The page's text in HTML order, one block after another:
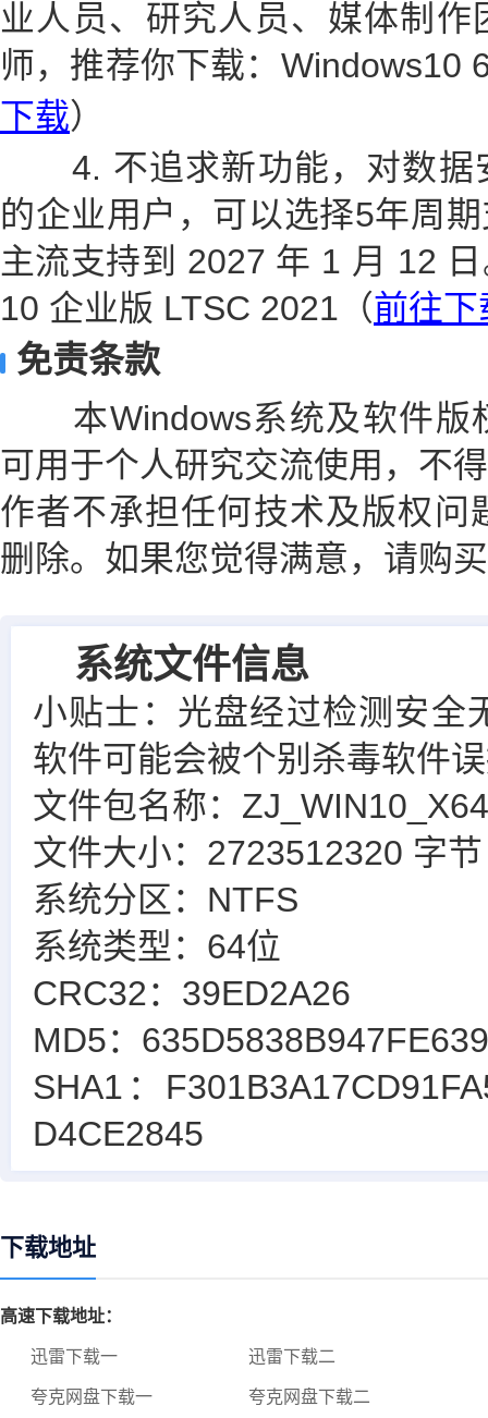
业人员、研究人员、媒体制
师，推荐你下载：Windows10
下载）
4. 不追求新功能，对数据
的企业用户，可以选择5年周
主流支持到 2027 年 1 月 12
10 企业版 LTSC 2021（前往下
免责条款
本Windows系统及软件版
可用于个人研究交流使用，不
作者不承担任何技术及版权问
删除。如果您觉得满意，请购
系统文件信息
小贴士：光盘经过检测安全
软件可能会被个别杀毒软件
文件包名称：
文件大小：2723512320 字节
系统分区：NTFS
系统类型：64位
CRC32：39ED2A26
MD5：
SHA1：
D4CE2845
下载地址
高速下载地址：
迅雷下载一 迅雷下载二
夸克网盘下载一 夸克网盘下载二